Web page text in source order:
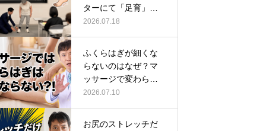
ターにて「足育」講
演会に登壇し…
2026.07.18
ふくらはぎが細くな
らないのはなぜ？マ
ッサージで変わらな
い根本原因
2026.07.10
お尻のストレッチだ